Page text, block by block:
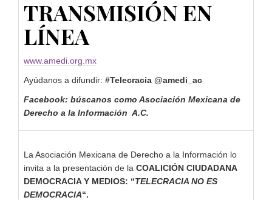
TRANSMISIÓN EN
LÍNEA
www.amedi.org.mx
Ayúdanos a difundir: #Telecracia @amedi_ac
Facebook: búscanos como Asociación Mexicana de
Derecho a la Información A.C.
La Asociación Mexicana de Derecho a la Información lo
invita a la presentación de la COALICIÓN CIUDADANA
DEMOCRACIA Y MEDIOS: “TELECRACIA NO ES
DEMOCRACIA“.